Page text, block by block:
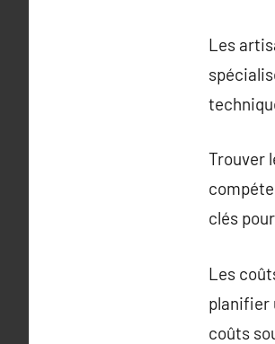
Les
Trouver
clés
Les
planifier
coûts